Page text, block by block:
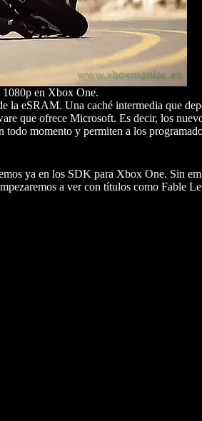
1080p en Xbox One.
la eSRAM. Una caché intermedia que
que ofrece Microsoft. Es decir, los
momento y permiten a los
ya en los SDK para Xbox One. Sin
a ver con títulos como Fable